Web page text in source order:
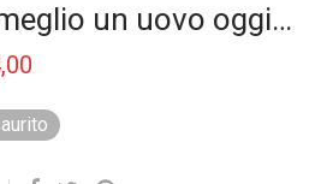
un uovo oggi…